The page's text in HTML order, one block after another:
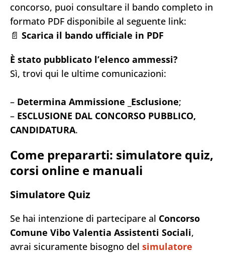
concorso, puoi consultare il bando completo in
formato PDF disponibile al seguente link:
📄 Scarica il bando ufficiale in PDF
È stato pubblicato l’elenco ammessi?
Sì, trovi qui le ultime comunicazioni:
– Determina Ammissione _Esclusione;
– ESCLUSIONE DAL CONCORSO PUBBLICO,
CANDIDATURA.
Come prepararti: simulatore quiz,
corsi online e manuali
Simulatore Quiz
Se hai intenzione di partecipare al Concorso
Comune Vibo Valentia Assistenti Sociali,
avrai sicuramente bisogno del simulatore